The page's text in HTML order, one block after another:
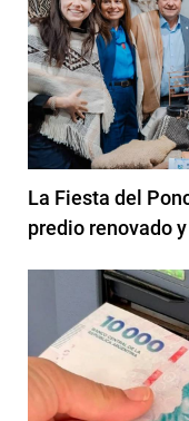
La Fiesta del
predio renovado